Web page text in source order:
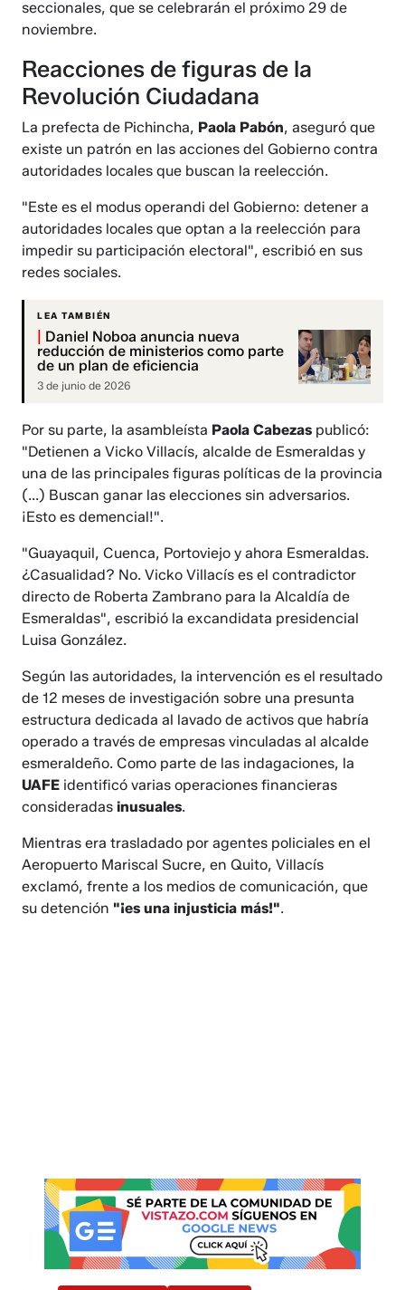
seccionales, que se celebrarán el próximo 29 de
noviembre.
Reacciones de figuras de la
Revolución Ciudadana
La prefecta de Pichincha, Paola Pabón, aseguró que
existe un patrón en las acciones del Gobierno contra
autoridades locales que buscan la reelección.
"Este es el modus operandi del Gobierno: detener a
autoridades locales que optan a la reelección para
impedir su participación electoral", escribió en sus
redes sociales.
LEA TAMBIÉN
Daniel Noboa anuncia nueva
reducción de ministerios como parte
de un plan de eficiencia
3 de junio de 2026
Por su parte, la asambleísta Paola Cabezas publicó:
"Detienen a Vicko Villacís, alcalde de Esmeraldas y
una de las principales figuras políticas de la provincia
(...) Buscan ganar las elecciones sin adversarios.
¡Esto es demencial!".
"Guayaquil, Cuenca, Portoviejo y ahora Esmeraldas.
¿Casualidad? No. Vicko Villacís es el contradictor
directo de Roberta Zambrano para la Alcaldía de
Esmeraldas", escribió la excandidata presidencial
Luisa González.
Según las autoridades, la intervención es el resultado
de 12 meses de investigación sobre una presunta
estructura dedicada al lavado de activos que habría
operado a través de empresas vinculadas al alcalde
esmeraldeño. Como parte de las indagaciones, la
UAFE identificó varias operaciones financieras
consideradasinusuales.
Mientras era trasladado por agentes policiales en el
Aeropuerto Mariscal Sucre, en Quito, Villacís
exclamó, frente a los medios de comunicación, que
su detención "¡es una injusticia más!".